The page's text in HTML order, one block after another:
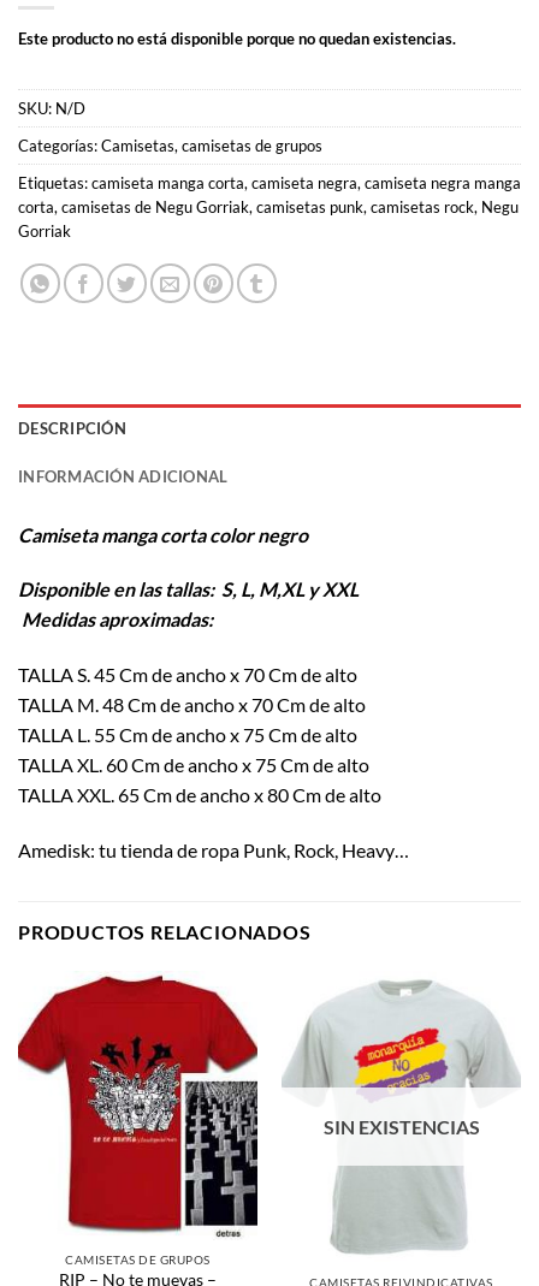
Este producto no está disponible porque no quedan existencias.
SKU: N/D
Categorías:Camisetas, camisetas de grupos
Etiquetas:camiseta manga corta, camiseta negra, camiseta negra manga
corta, camisetas de Negu Gorriak, camisetas punk, camisetas rock, Negu
Gorriak
DESCRIPCIÓN
INFORMACIÓN ADICIONAL
Camiseta manga corta color negro
Disponible en las tallas: S, L, M,XL y XXL
Medidas aproximadas:
TALLA S. 45 Cm de ancho x 70 Cm de alto
TALLA M. 48 Cm de ancho x 70 Cm de alto
TALLA L. 55 Cm de ancho x 75 Cm de alto
TALLA XL. 60 Cm de ancho x 75 Cm de alto
TALLA XXL. 65 Cm de ancho x 80 Cm de alto
Amedisk: tu tienda de ropa Punk, Rock, Heavy…
PRODUCTOS RELACIONADOS
CAMISETAS DE GRUPOS
RIP – No te muevas –
SIN EXISTENCIAS
CAMISETAS REIVINDICATIVAS